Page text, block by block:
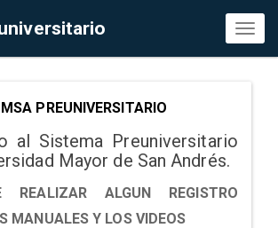
PREUNIVERSITARIO
al Sistema Preuniversitario
Mayor de San Andrés.
REALIZAR ALGUN REGISTRO
MANUALES Y LOS VIDEOS